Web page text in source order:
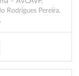
Rodrigues Pereira.